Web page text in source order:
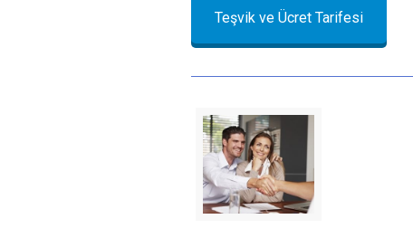
Teşvik ve Ücret Tarifesi